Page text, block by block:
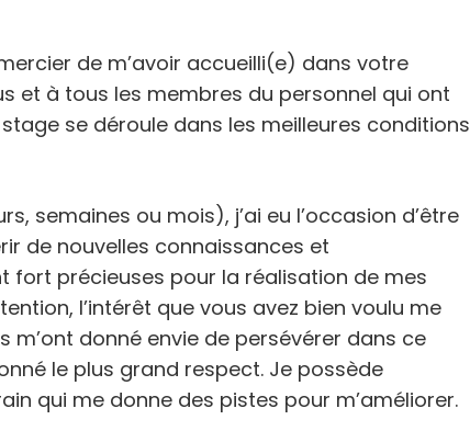
de m’avoir accueilli(e) dans votre
et à tous les membres du personnel qui ont
se déroule dans les meilleures conditions
semaines ou mois), j’ai eu l’occasion d’être
de nouvelles connaissances et
fort précieuses pour la réalisation de mes
l’intérêt que vous avez bien voulu me
m’ont donné envie de persévérer dans ce
le plus grand respect. Je possède
qui me donne des pistes pour m’améliorer.